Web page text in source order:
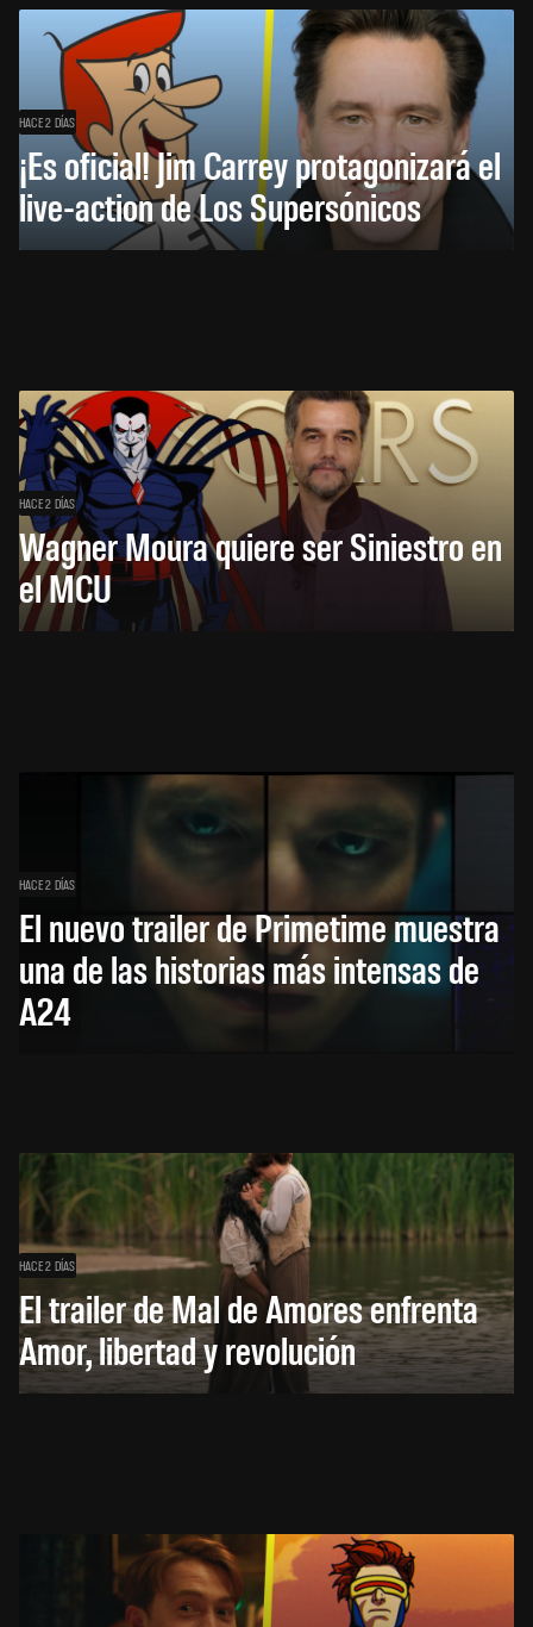
HACE 2 DÍAS
¡Es oficial! Jim Carrey protagonizará el
live-action de Los Supersónicos
HACE 2 DÍAS
Wagner Moura quiere ser Siniestro en
el MCU
HACE 2 DÍAS
El nuevo trailer de Primetime muestra
una de las historias más intensas de
A24
HACE 2 DÍAS
El trailer de Mal de Amores enfrenta
Amor, libertad y revolución